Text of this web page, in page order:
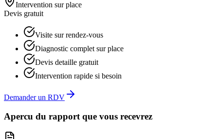
Intervention sur place
Devis gratuit
Visite sur rendez-vous
Diagnostic complet sur place
Devis detaille gratuit
Intervention rapide si besoin
Demander un RDV
Apercu du rapport que vous recevrez